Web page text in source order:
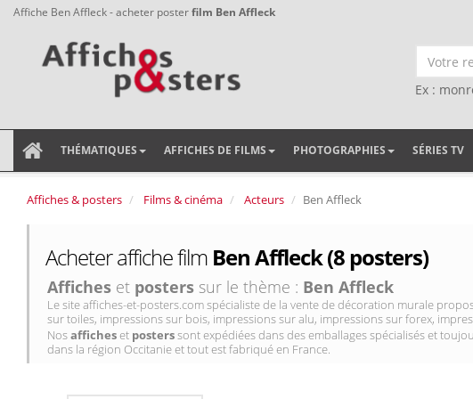
Affiche Ben Affleck - acheter posterfilm Ben Affleck
Ex :
THÉMATIQUES AFFICHES DE FILMS PHOTOGRAPHIES SÉRIES TV
Affiches & posters Films & cinéma Acteurs Ben Affleck
Acheter affiche film Ben Affleck (8 posters)
Affiches et posters sur le thème : Ben Affleck
Le site affiches-et-posters.com spécialiste de la vente de décoration murale
sur toiles, impressions sur bois, impressions sur alu, impressions sur forex,
Nosafficheset posterssont expédiées dans des emballages spécialisés et
dans la région Occitanie et tout est fabriqué en France.